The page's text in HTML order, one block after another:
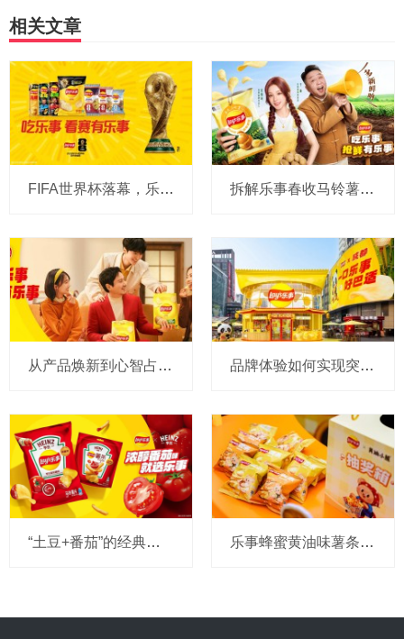
相关文章
FIFA世界杯落幕，乐事如何打造体验式赛事营销范本？ 拆解乐事春收马铃薯片的成功之道：如何让“新鲜”破圈成为共识？
从产品焕新到心智占领， “吃乐事，有乐事”如何成为春节仪式？ 品牌体验如何实现突破？乐事“风味体验场”精准戳中“重返线下”的年轻人
“土豆+番茄”的经典王炸组合：乐事如何用联名玩转零食新体验？ 乐事蜂蜜黄油味薯条即将全国上市，它如何解码Z世代年轻人？